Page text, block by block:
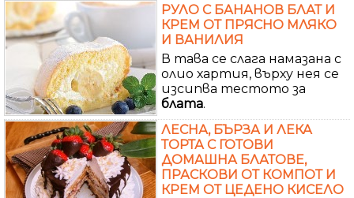
РУЛО С БАНАНОВ БЛАТ И
КРЕМ ОТ ПРЯСНО МЛЯКО
И ВАНИЛИЯ
В тава се слага намазана с
олио хартия, върху нея се
изсипва тестото за
блата.
ЛЕСНА, БЪРЗА И ЛЕКА
ТОРТА С ГОТОВИ
ДОМАШНА БЛАТОВЕ,
ПРАСКОВИ ОТ КОМПОТ И
КРЕМ ОТ ЦЕДЕНО КИСЕЛО